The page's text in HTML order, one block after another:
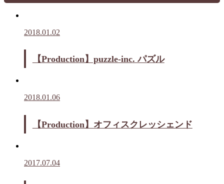
2018.01.02
【Production】puzzle-inc. パズル
2018.01.06
【Production】オフィスクレッシェンド
2017.07.04